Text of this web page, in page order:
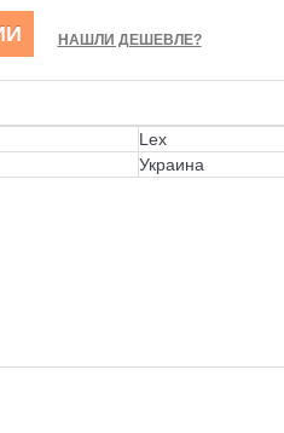
НАШЛИ ДЕШЕВЛЕ?
Lex
Украина